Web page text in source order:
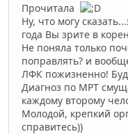
Прочитала
Ну, что могу
года Вы зрите в
Не поняла только
поправлять? и
ЛФК пожизненно!
Диагноз по МРТ
каждому второму
Молодой, крепкий
справитесь))